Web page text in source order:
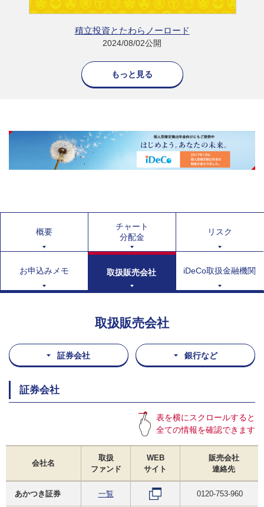
積立投資とたわらノーロード
2024/08/02公開
もっと見る
概要
チャート
分配金
リスク
お申込みメモ 取扱販売会社 iDeCo取扱金融機関
取扱販売会社
証券会社 銀行など
証券会社
表を横にスクロールすると
全ての情報を確認できます
会社名
取扱
ファンド
WEB
サイト
販売会社
連絡先
あかつき証券 一覧 0120-753-960